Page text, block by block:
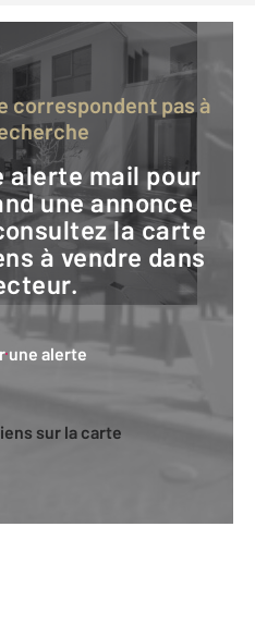
une annonce
la carte
à vendre dans
une alerte
sur la carte